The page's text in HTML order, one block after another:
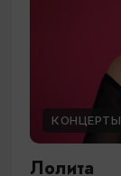
КОНЦЕРТЫ
Лолита